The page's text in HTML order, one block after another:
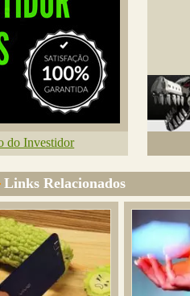
do Investidor
Links Relacionados